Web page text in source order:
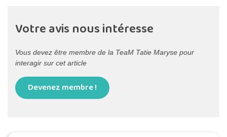
Votre avis nous intéresse
Vous devez être membre de la TeaM Tatie Maryse pour
interagir sur cet article
Devenez membre !